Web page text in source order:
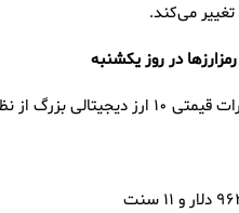
می‌کند.
در روز یکشنبه
از نظر ارزش بازار است.